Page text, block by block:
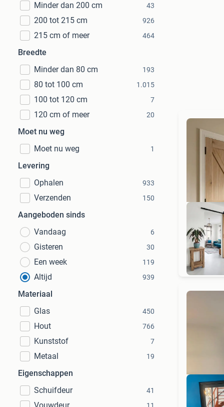
Minder dan 200 cm
43
200 tot 215 cm 926
215 cm of meer 464
Breedte
Minder dan 80 cm
193
80 tot 100 cm 1.015
100 tot 120 cm 7
120 cm of meer 20
Moet nu weg
Moet nu weg
1
Levering
Ophalen
933
Verzenden 150
Aangeboden sinds
Vandaag
6
Gisteren 30
Een week 119
Altijd 939
Materiaal
Glas
450
Hout 766
Kunststof 7
Metaal 19
Eigenschappen
Schuifdeur
41